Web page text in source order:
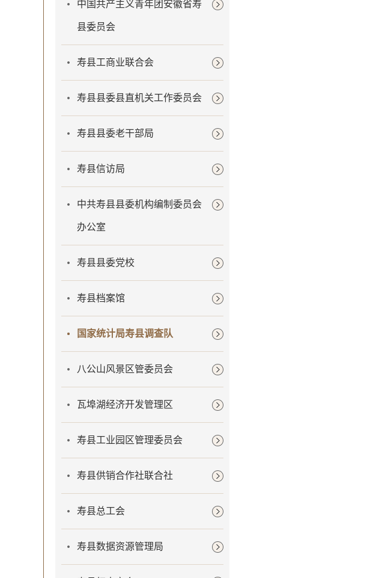
中国共产主义青年团安徽省寿
县委员会
寿县工商业联合会
寿县县委县直机关工作委员会
寿县县委老干部局
寿县信访局
中共寿县县委机构编制委员会
办公室
寿县县委党校
寿县档案馆
国家统计局寿县调查队
八公山风景区管委员会
瓦埠湖经济开发管理区
寿县工业园区管理委员会
寿县供销合作社联合社
寿县总工会
寿县数据资源管理局